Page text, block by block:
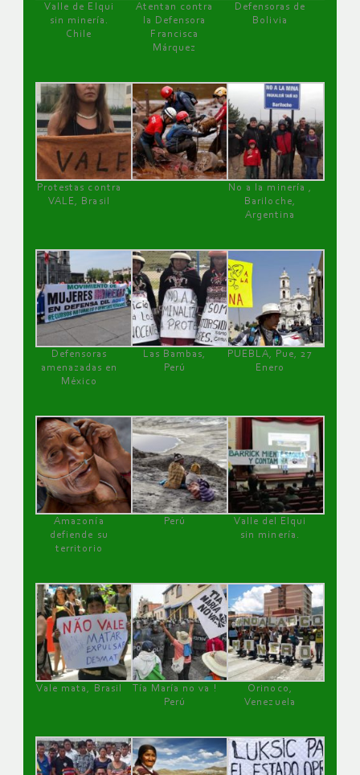
Valle de Elqui
sin minería.
Chile
Atentan contra
la Defensora
Francisca
Márquez
Defensoras de
Bolivia
Protestas contra
VALE, Brasil
No a la minería ,
Bariloche,
Argentina
Defensoras
amenazadas en
México
Las Bambas,
Perú
PUEBLA, Pue, 27
Enero
Amazonía
defiende su
territorio
Perú
Valle del Elqui
sin minería.
Vale mata, Brasil
Tía María no va !
Perú
Orinoco,
Venezuela